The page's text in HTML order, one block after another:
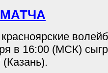
в 16:00 (МСК)